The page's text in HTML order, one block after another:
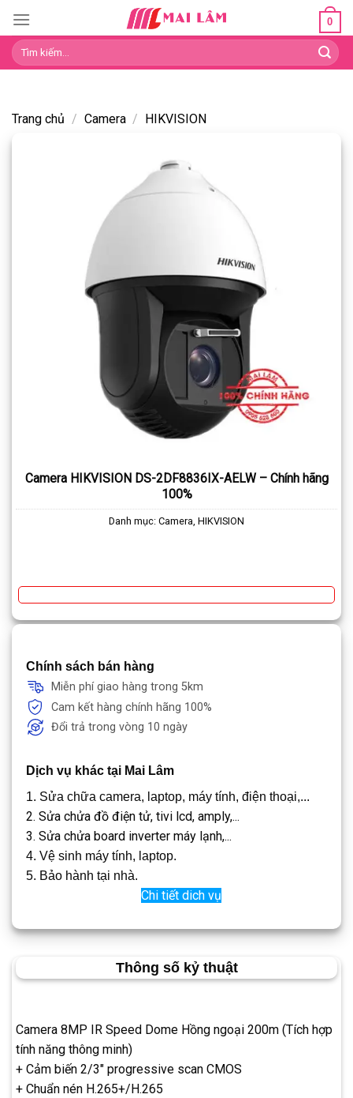
content
0
Tìm
kiếm:
Trang chủ / Camera / HIKVISION
Camera HIKVISION DS-2DF8836IX-AELW – Chính hãng
100%
Danh mục: Camera HIKVISION
Chính sách bán hàng
Miễn phí giao hàng trong 5km
Cam kết hàng chính hãng 100%
Đổi trả trong vòng 10 ngày
Dịch vụ khác tại Mai Lâm
1. Sửa chữa camera, laptop, máy tính, điện thoại,...
2. Sửa chửa đồ điện tử, tivi lcd, amply,...
3. Sửa chửa board inverter máy lạnh,...
4. Vệ sinh máy tính, laptop.
5. Bảo hành tại nhà.
Chi tiết dich vụ
Thông số kỷ thuật
Camera 8MP IR Speed Dome Hồng ngoại 200m (Tích hợp
tính năng thông minh)
+ Cảm biến 2/3″ progressive scan CMOS
+ Chuẩn nén H.265+/H.265